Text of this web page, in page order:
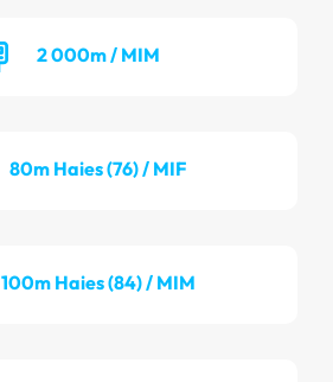
2 000m / MIM
80m Haies (76) / MIF
100m Haies (84) / MIM